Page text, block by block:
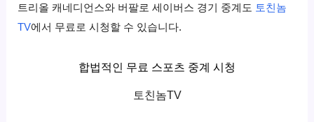
트리올 캐네디언스와 버팔로 세이버스 경기 중계도 토친놈
TV에서 무료로 시청할 수 있습니다.
합법적인 무료 스포츠 중계 시청
토친놈TV